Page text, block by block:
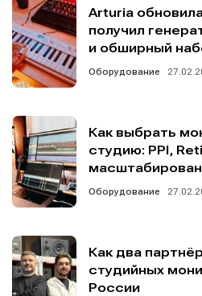
Arturia
получил
и обширный
Оборудование
Как выбрать
студию: PPI,
Оборудование
Как два
студийных
России